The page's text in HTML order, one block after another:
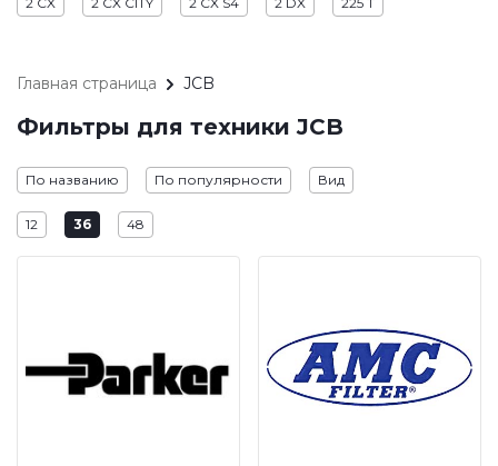
Главная страница JCB
Фильтры для техники JCB
По названию По популярности Вид
12 36 48